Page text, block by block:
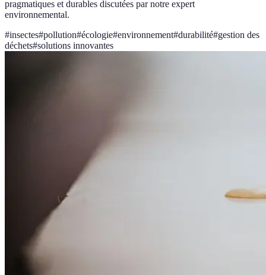
pragmatiques et durables discutées par notre expert
environnemental.
#insectes#pollution#écologie#environnement#durabilité#gestion des
déchets#solutions innovantes